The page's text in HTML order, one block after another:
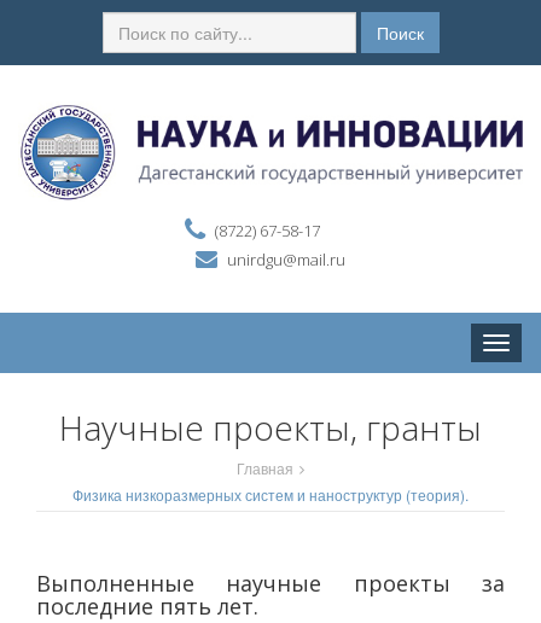
Поиск
(8722) 67-58-17
unirdgu@mail.ru
Toggle
Научные проекты, гранты
Главная
Физика низкоразмерных систем и наноструктур (теория).
Выполненные научные проекты за
последние пять лет.